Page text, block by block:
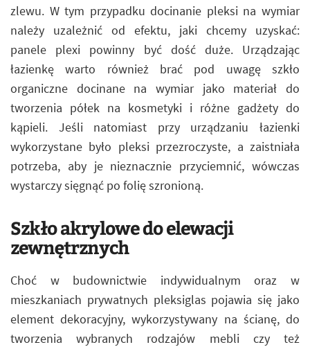
zlewu. W tym przypadku docinanie pleksi na wymiar
należy uzależnić od efektu, jaki chcemy uzyskać:
panele plexi powinny być dość duże. Urządzając
łazienkę warto również brać pod uwagę szkło
organiczne docinane na wymiar jako materiał do
tworzenia półek na kosmetyki i różne gadżety do
kąpieli. Jeśli natomiast przy urządzaniu łazienki
wykorzystane było pleksi przezroczyste, a zaistniała
potrzeba, aby je nieznacznie przyciemnić, wówczas
wystarczy sięgnąć po folię szronioną.
Szkło akrylowe do elewacji
zewnętrznych
Choć w budownictwie indywidualnym oraz w
mieszkaniach prywatnych pleksiglas pojawia się jako
element dekoracyjny, wykorzystywany na ścianę, do
tworzenia wybranych rodzajów mebli czy też